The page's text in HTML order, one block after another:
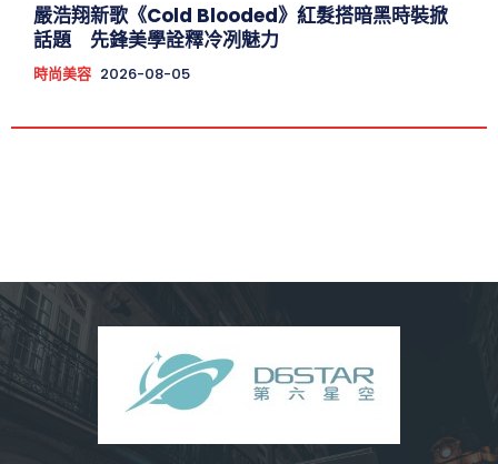
嚴浩翔新歌《Cold Blooded》紅髮搭暗黑時裝掀
話題 先鋒美學詮釋冷冽魅力
時尚美容 2026-08-05